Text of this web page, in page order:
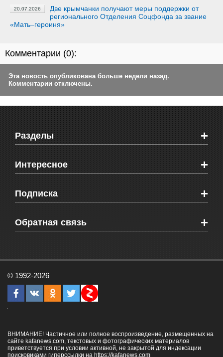
20.07.2026
Две крымчанки получают меры поддержки от
регионального Отделения Соцфонда за звание
«Мать–героиня»
Комментарии (0):
Эта новость опубликована больше недели назад.
Комментарии отключены.
Разделы +
Новости Феодосии
Новости Крыма
Мировые новости
Объявления
Здоровье
СМС мнения читателей
Интересное +
Видео о Феодосии
Веб-камеры Феодосии
Блоги феодосийцев
Школы Феодосии
Подписка +
Печатная версия газеты "Кафа"
RSS
Обратная связь +
Рекламодателям
Контактная информация
© 1992-2026
ВНИМАНИЕ! Частичное или полное воспроизведение, размещенных на
сайте kafanews.com, текстовых и фотографических материалов
приветствуется при условии активной, не закрытой для индексации
поисковиками гиперссылки на https://kafanews.com